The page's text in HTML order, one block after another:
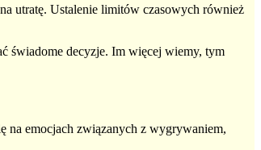
utratę. Ustalenie limitów czasowych również
świadome decyzje. Im więcej wiemy, tym
na emocjach związanych z wygrywaniem,